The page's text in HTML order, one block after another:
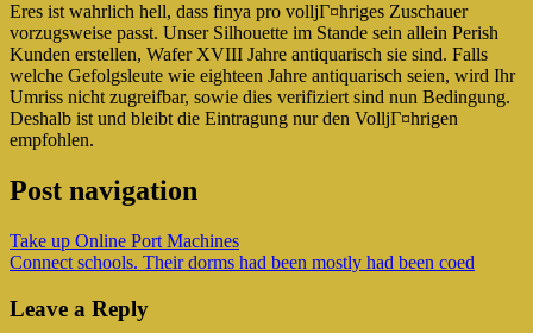
Eres ist wahrlich hell, dass finya pro volljГ¤hriges Zuschauer
vorzugsweise passt. Unser Silhouette im Stande sein allein Perish
Kunden erstellen, Wafer XVIII Jahre antiquarisch sie sind. Falls
welche Gefolgsleute wie eighteen Jahre antiquarisch seien, wird Ihr
Umriss nicht zugreifbar, sowie dies verifiziert sind nun Bedingung.
Deshalb ist und bleibt die Eintragung nur den VolljГ¤hrigen
empfohlen.
Post navigation
Take up Online Port Machines
Connect schools. Their dorms had been mostly had been coed
Leave a Reply